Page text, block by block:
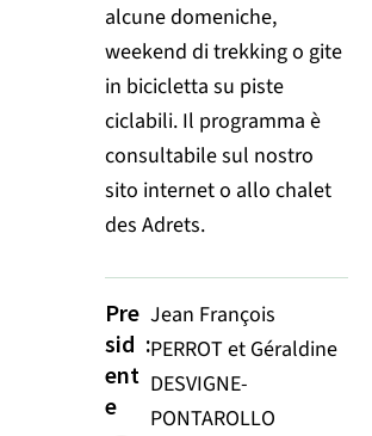
alcune domeniche,
weekend di trekking o gite
in bicicletta su piste
ciclabili. Il programma è
consultabile sul nostro
sito internet o allo chalet
des Adrets.
Pre
sid
ent
e
:
Jean François
PERROT et Géraldine
DESVIGNE-
PONTAROLLO